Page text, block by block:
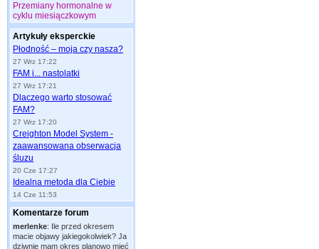
Przemiany hormonalne w
cyklu miesiączkowym
Artykuły eksperckie
Płodność – moja czy nasza?
27 Wrz 17:22
FAM i... nastolatki
27 Wrz 17:21
Dlaczego warto stosować
FAM?
27 Wrz 17:20
Creighton Model System -
zaawansowana obserwacja
śluzu
20 Cze 17:27
Idealna metoda dla Ciebie
14 Cze 11:53
Komentarze forum
merlenke: Ile przed okresem
macie objawy jakiegokolwiek? Ja
dziwnie mam okres planowo mieć